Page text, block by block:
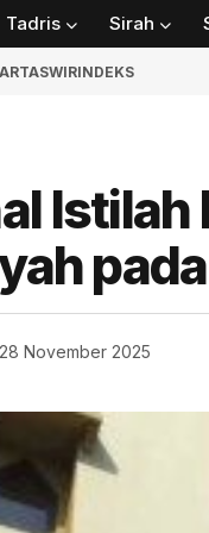
Tadris Sirah
TASWIRINDEKS
Istilah
28 November 2025